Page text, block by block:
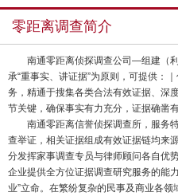
零距离调查简介
南通零距离侦探调查公司—组建（
承“重事实、讲证据”为原则，可提供：
务，精通于搜集各类合法有效证据、深
节关键，确保事实有力充分，证据确凿有
南通零距离信誉侦探调查所，服务
查举证，相关证据组成有效证据链均来
分发挥家事调查专员与律师顾问各自优
企业提供全方位证据调查研究服务的能
业”立命。在繁纷复杂的民事及商业各领